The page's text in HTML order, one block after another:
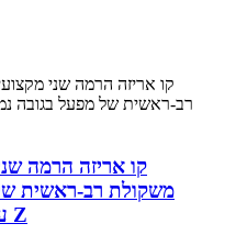
קו אריזה הרמה
משקולת רב-ראשית
עם מעלית דלי מסוג Z